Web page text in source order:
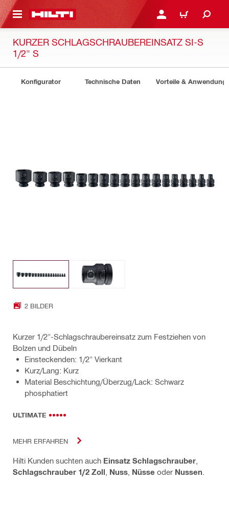
ANMELDEN ODER
WARENKORB
KURZER SCHLAGSCHRAUBEREINSATZ SI-S
1/2" S
Konfigurator Technische Daten Vorteile &
2 BILDER
Kurzer 1/2"-Schlagschraubereinsatz zum Festziehen von
Bolzen und Dübeln
Einsteckenden: 1/2" Vierkant
Kurz/Lang: Kurz
Material Beschichtung/Überzug/Lack: Schwarz
phosphatiert
ULTIMATE
MEHR ERFAHREN
Hilti Kunden suchten auch Einsatz Schlagschrauber
Schlagschrauber 1/2 Zoll Nuss Nüsse oder Nussen